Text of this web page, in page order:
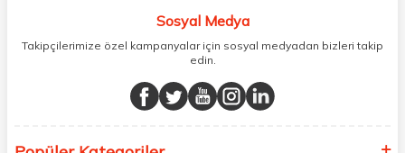
Sosyal Medya
Takipçilerimize özel kampanyalar için sosyal medyadan bizleri takip
edin.